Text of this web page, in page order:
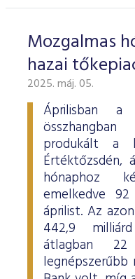
Mozgalmas
hazai
2025. máj. 05.
Áprilisban a
produkált a
Értéktőzsdén,
hónaphoz
emelkedve
áprilist. Az
442,9
átlagban
legnépszerűbb